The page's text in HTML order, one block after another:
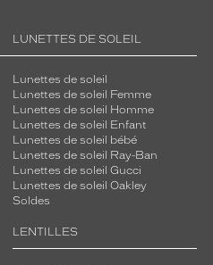
LUNETTES DE SOLEIL
Lunettes de soleil
Lunettes de soleil Femme
Lunettes de soleil Homme
Lunettes de soleil Enfant
Lunettes de soleil bébé
Lunettes de soleil Ray-Ban
Lunettes de soleil Gucci
Lunettes de soleil Oakley
Soldes
LENTILLES